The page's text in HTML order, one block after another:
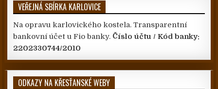
VEŘEJNÁ SBÍRKA KARLOVICE
Na opravu karlovického kostela. Transparentní
bankovní účet u Fio banky. Číslo účtu / Kód banky:
2202330744/2010
ODKAZY NA KŘESŤANSKÉ WEBY